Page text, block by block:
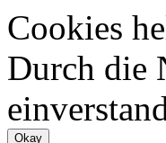
Cookies
Durch die